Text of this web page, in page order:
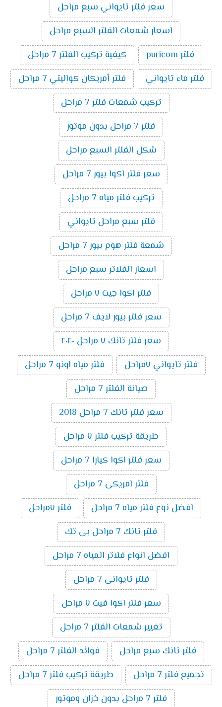
سعر فلتر تايواني سبع مراحل
اسعار شمعات الفلتر السبع مراحل
فلتر puricom
كيفية تركيب الفلتر 7 مراحل
فلتر ماء تايواني
فلتر أمريكان كواليتي 7 مراحل
تركيب شمعات فلتر 7 مراحل
فلتر 7 مراحل بدون موتور
شكل الفلتر السبع مراحل
سعر فلتر اكوا بيور 7 مراحل
تركيب فلتر مياه 7 مراحل
فلتر سبع مراحل تايواني
شمعة فلتر هوم بيور 7 مراحل
اسعار الفلاتر سبع مراحل
فلتر اكوا جيت ٧ مراحل
سعر فلتر بيور لايف 7 مراحل
سعر فلتر تانك ٧ مراحل ٢٠٢٠
فلتر تايواني ٧مراحل
فلتر مياه اونو 7 مراحل
صيانة الفلتر 7 مراحل
سعر فلتر تانك 7 مراحل 2018
طريقة تركيب فلتر ٧ مراحل
سعر فلتر اكوا كيارا 7 مراحل
فلتر امريكى 7 مراحل
افضل نوع فلتر مياه 7 مراحل
فلتر ٧مراحل
فلتر تانك 7 مراحل بى تك
افضل انواع فلاتر المياه 7 مراحل
فلتر تايوانى 7 مراحل
سعر فلتر اكوا فيت ٧ مراحل
تغيير شمعات الفلتر 7 مراحل
فلتر تانك سبع مراحل
فوائد الفلتر 7 مراحل
تجميع فلتر 7 مراحل
طريقة تركيب فلتر 7 مراحل
فلتر 7 مراحل بدون خزان وموتور